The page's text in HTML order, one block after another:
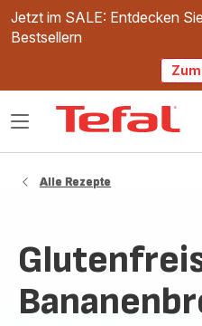
Jetzt im SALE: Entdecken
Bestsellern
Das
Alle Rezepte